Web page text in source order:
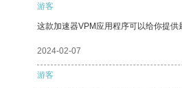
游客
这款加速器VPM应用程序可以给你提供
2024-02-07
游客